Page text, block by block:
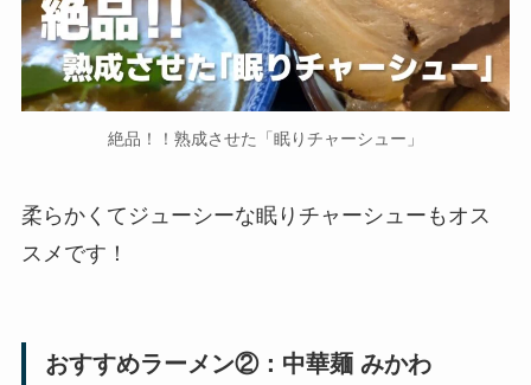
絶品！！熟成させた「眠りチャーシュー」
柔らかくてジューシーな眠りチャーシューもオス
スメです！
おすすめラーメン②：中華麺 みかわ